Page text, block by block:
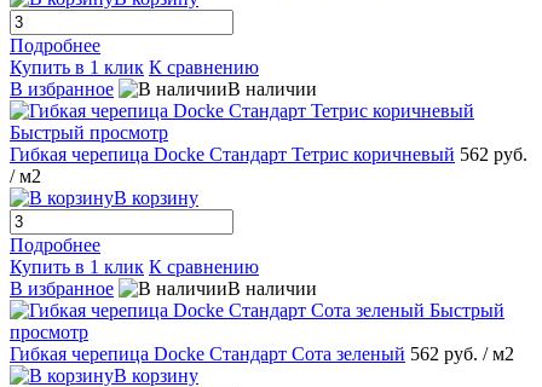
Подробнее
Купить в 1 клик К сравнению
В избранное
В наличии
Быстрый просмотр
Гибкая черепица Docke Стандарт Тетрис коричневый 562 руб.
/ м2
В корзину
Подробнее
Купить в 1 клик К сравнению
В избранное
В наличии
Быстрый
просмотр
Гибкая черепица Docke Стандарт Сота зеленый 562 руб. / м2
В корзину